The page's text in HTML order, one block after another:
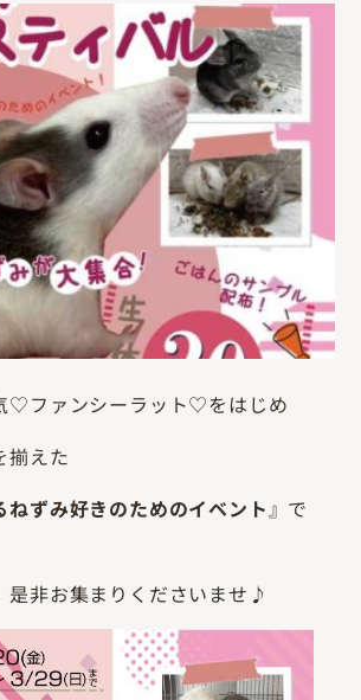
♡ファンシーラット♡をはじめ
揃えた
ねずみ好きのためのイベント』で
是非お集まりくださいませ♪